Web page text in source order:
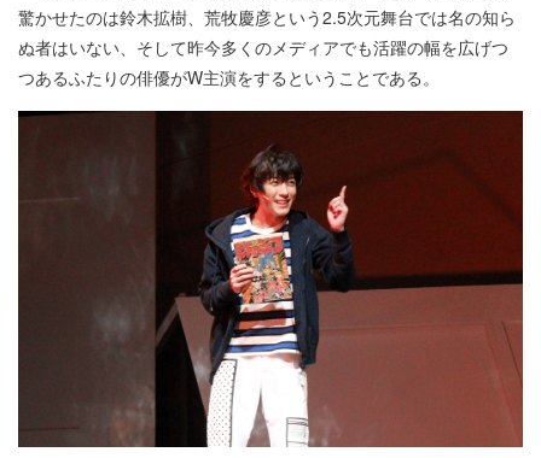
驚かせたのは鈴木拡樹、荒牧慶彦という2.5次元舞台では名の知ら
ぬ者はいない、そして昨今多くのメディアでも活躍の幅を広げつ
つあるふたりの俳優がW主演をするということである。